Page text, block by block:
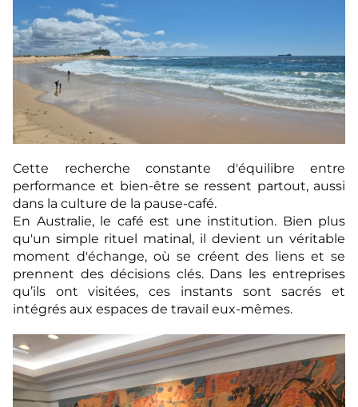
Cette recherche constante d'équilibre entre
performance et bien-être se ressent partout, aussi
dans la culture de la pause-café.
En Australie, le café est une institution. Bien plus
qu'un simple rituel matinal, il devient un véritable
moment d'échange, où se créent des liens et se
prennent des décisions clés. Dans les entreprises
qu’ils ont visitées, ces instants sont sacrés et
intégrés aux espaces de travail eux-mêmes.